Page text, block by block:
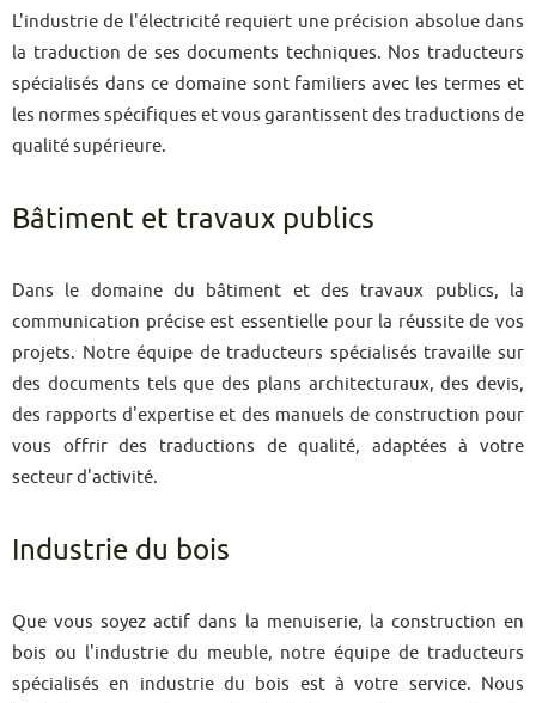
L'industrie de l'électricité requiert une précision absolue dans
la traduction de ses documents techniques. Nos traducteurs
spécialisés dans ce domaine sont familiers avec les termes et
les normes spécifiques et vous garantissent des traductions de
qualité supérieure.
Bâtiment et travaux publics
Dans le domaine du bâtiment et des travaux publics, la
communication précise est essentielle pour la réussite de vos
projets. Notre équipe de traducteurs spécialisés travaille sur
des documents tels que des plans architecturaux, des devis,
des rapports d'expertise et des manuels de construction pour
vous offrir des traductions de qualité, adaptées à votre
secteur d'activité.
Industrie du bois
Que vous soyez actif dans la menuiserie, la construction en
bois ou l'industrie du meuble, notre équipe de traducteurs
spécialisés en industrie du bois est à votre service. Nous